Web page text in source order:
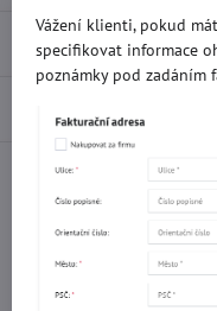
Recenze 0
Facebook Twitter
Potřebujete
Kontaktujte nás:
Vážení klienti, pokud
specifikovat informace
poznámky pod zadáním